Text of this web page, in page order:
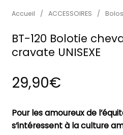
Accueil / ACCESSOIRES / Bolos
BT-120 Bolotie
cravate UNISEXE
29,90€
Pour les amoureux de
s’intéressent à la culture